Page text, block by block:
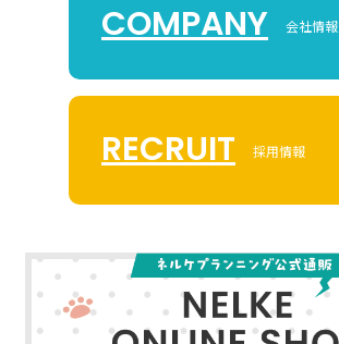
COMPANY 会社情報
RECRUIT 採用情報